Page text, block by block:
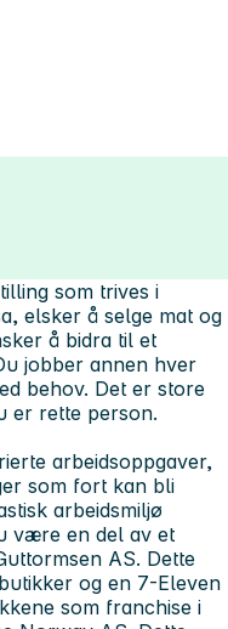
som trives i
elsker å selge mat og
å bidra til et
jobber annen hver
behov. Det er store
er rette person.
arbeidsoppgaver,
som fort kan bli
arbeidsmiljø
være en del av et
AS. Dette
og en 7-Eleven
som franchise i